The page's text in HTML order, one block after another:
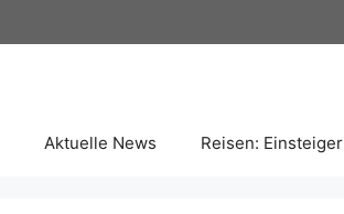
Aktuelle News Reisen: Einsteiger